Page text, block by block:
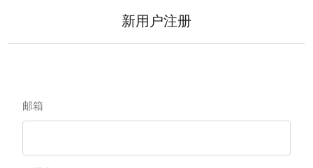
新用户注册
邮箱